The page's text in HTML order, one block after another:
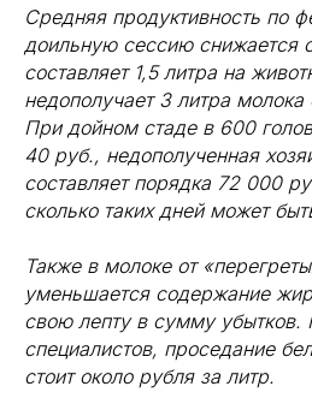
Средняя продуктивность по
доильную сессию снижается
составляет 1,5 литра на
недополучает 3 литра молока
При дойном стаде в 600
40 руб., недополученная
составляет порядка 72 000
сколько таких дней может
Также в молоке от
уменьшается содержание
свою лепту в сумму убытков.
специалистов, проседание
стоит около рубля за литр.